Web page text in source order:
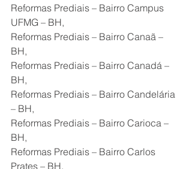
Reformas Prediais – Bairro Campus
UFMG – BH,
Reformas Prediais – Bairro Canaã –
BH,
Reformas Prediais – Bairro Canadá –
BH,
Reformas Prediais – Bairro Candelária
– BH,
Reformas Prediais – Bairro Carioca –
BH,
Reformas Prediais – Bairro Carlos
Prates – BH,